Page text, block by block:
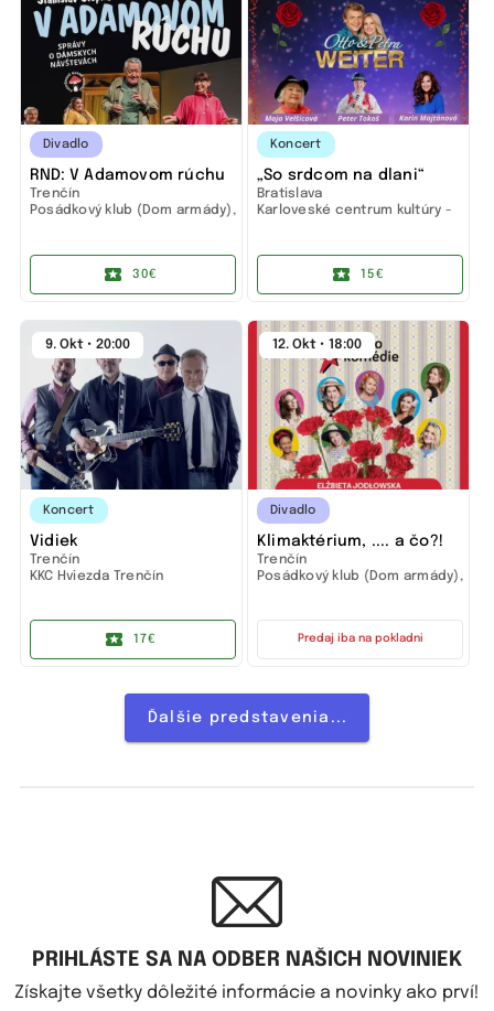
Divadlo
RND: V Adamovom rúchu
Trenčín
Posádkový klub (Dom armády),
30€
Koncert
„So srdcom na dlani“
Bratislava
Karloveské centrum kultúry -
15€
9. Okt • 20:00
Koncert
Vidiek
Trenčín
KKC Hviezda Trenčín
17€
12. Okt • 18:00
Divadlo
Klimaktérium, .... a čo?!
Trenčín
Posádkový klub (Dom armády),
Predaj iba na pokladni
Ďalšie predstavenia...
PRIHLÁSTE SA NA ODBER NAŠICH NOVINIEK
Získajte všetky dôležité informácie a novinky ako prví!